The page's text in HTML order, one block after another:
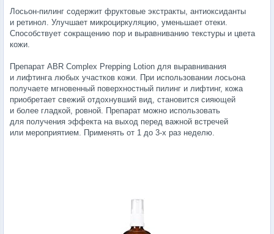
Лосьон-пилинг содержит фруктовые экстракты, антиоксиданты
и ретинол. Улучшает микроциркуляцию, уменьшает отеки.
Способствует сокращению пор и выравниванию текстуры и цвета
кожи.
Препарат ABR Complex Prepping Lotion для выравнивания
и лифтинга любых участков кожи. При использовании лосьона
получаете мгновенный поверхностный пилинг и лифтинг, кожа
приобретает свежий отдохнувший вид, становится сияющей
и более гладкой, ровной. Препарат можно использовать
для получения эффекта на выход перед важной встречей
или мероприятием. Применять от 1 до 3-х раз неделю.